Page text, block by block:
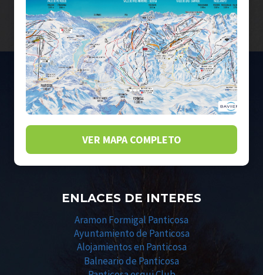
VER MAPA COMPLETO
ENLACES DE INTERES
Aramon Formigal Panticosa
Ayuntamiento de Panticosa
Alojamientos en Panticosa
Balneario de Panticosa